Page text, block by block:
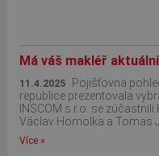
Má váš makléř
11.4.2025
Pojišťovna
republice prezentovala
INSCOM s.r.o. se
Václav Homolka a Tomas
Více »